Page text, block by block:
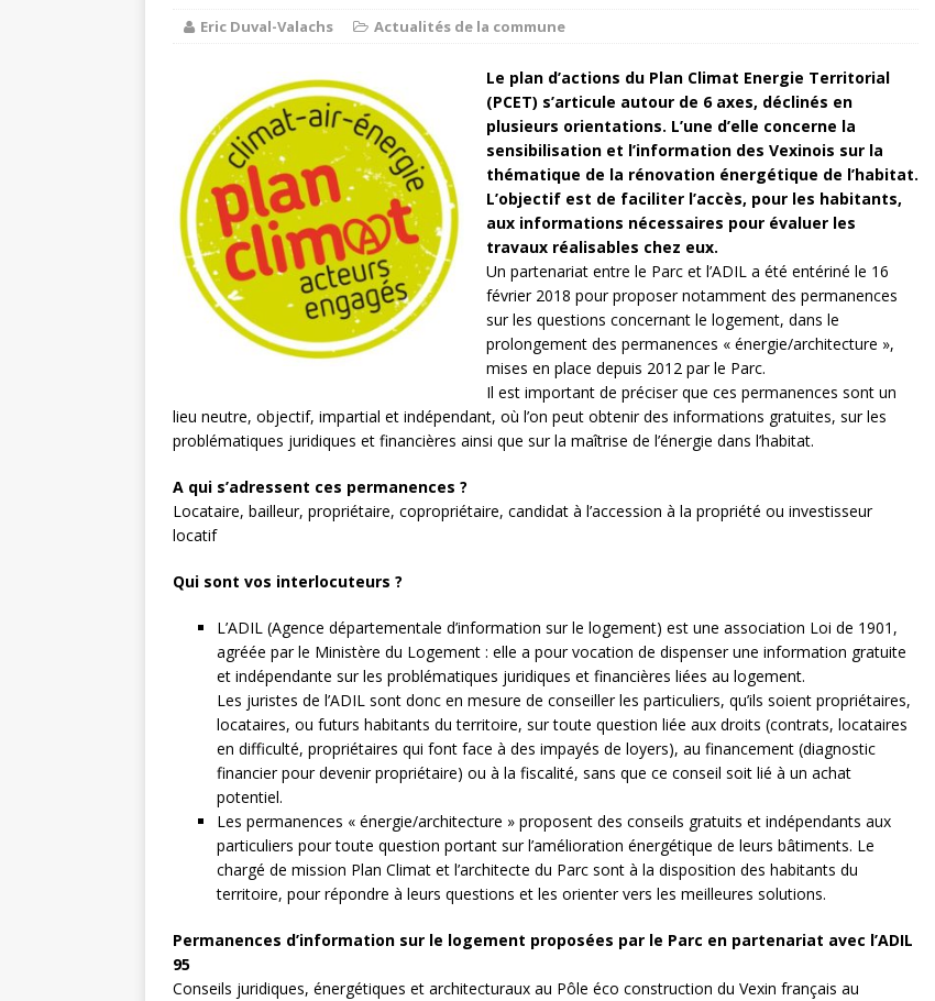
[ 17 juillet 2026 ] Balades extraordinaires | 26 juillet | Villarceaux
DE LA COMMUNE
[ 3 août 2026 ] Ninon de Lenclos ACTUALITÉS DE LA COMMUNE
Eric Duval-Valachs Actualités de la commune
Le plan d’actions du Plan Climat Energie Territorial
(PCET) s’articule autour de 6 axes, déclinés en
plusieurs orientations. L’une d’elle concerne la
sensibilisation et l’information des Vexinois sur la
thématique de la rénovation énergétique de l’habitat.
L’objectif est de faciliter l’accès, pour les habitants,
aux informations nécessaires pour évaluer les
travaux réalisables chez eux.
Un partenariat entre le Parc et l’ADIL a été entériné le 16
février 2018 pour proposer notamment des permanences
sur les questions concernant le logement, dans le
prolongement des permanences « énergie/architecture »,
mises en place depuis 2012 par le Parc.
Il est important de préciser que ces permanences sont un
lieu neutre, objectif, impartial et indépendant, où l’on peut obtenir des informations gratuites, sur les
problématiques juridiques et financières ainsi que sur la maîtrise de l’énergie dans l’habitat.
A qui s’adressent ces permanences ?
Locataire, bailleur, propriétaire, copropriétaire, candidat à l’accession à la propriété ou investisseur
locatif
Qui sont vos interlocuteurs ?
L’ADIL (Agence départementale d’information sur le logement) est une association Loi de 1901,
agréée par le Ministère du Logement : elle a pour vocation de dispenser une information gratuite
et indépendante sur les problématiques juridiques et financières liées au logement.
Les juristes de l’ADIL sont donc en mesure de conseiller les particuliers, qu’ils soient propriétaires,
locataires, ou futurs habitants du territoire, sur toute question liée aux droits (contrats, locataires
en difficulté, propriétaires qui font face à des impayés de loyers), au financement (diagnostic
financier pour devenir propriétaire) ou à la fiscalité, sans que ce conseil soit lié à un achat
potentiel.
Les permanences « énergie/architecture » proposent des conseils gratuits et indépendants aux
particuliers pour toute question portant sur l’amélioration énergétique de leurs bâtiments. Le
chargé de mission Plan Climat et l’architecte du Parc sont à la disposition des habitants du
territoire, pour répondre à leurs questions et les orienter vers les meilleures solutions.
Permanences d’information sur le logement proposées par le Parc en partenariat avec l’ADIL
95
Conseils juridiques, énergétiques et architecturaux au Pôle éco construction du Vexin français au